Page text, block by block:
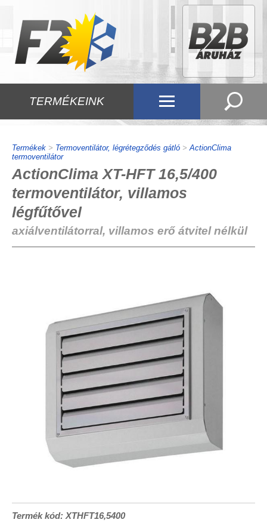
TERMÉKEINK
Termékek > Termoventilátor, légrétegződés gátló >ActionClima
termoventilátor
ActionClima XT-HFT 16,5/400
termoventilátor, villamos
légfűtővel
axiálventilátorral, villamos erő átvitel nélkül
Termék kód: XTHFT16,5400